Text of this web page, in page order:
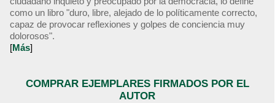
como un libro "duro, libre, alejado de lo políticamente correcto,
capaz de provocar reflexiones y golpes de conciencia muy
dolorosos".
[Más]
COMPRAR EJEMPLARES FIRMADOS POR EL
AUTOR